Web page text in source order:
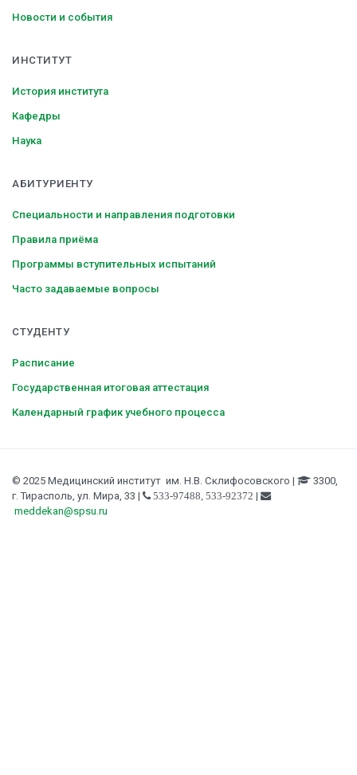
Новости и события
ИНСТИТУТ
История института
Кафедры
Наука
АБИТУРИЕНТУ
Специальности и направления подготовки
Правила приёма
Программы вступительных испытаний
Часто задаваемые вопросы
СТУДЕНТУ
Расписание
Государственная итоговая аттестация
Календарный график учебного процесса
© 2025 Медицинский институт им. Н.В. Склифосовского |
3300,
г. Тирасполь, ул. Мира, 33 |
533-97488, 533-92372 |
meddekan@spsu.ru